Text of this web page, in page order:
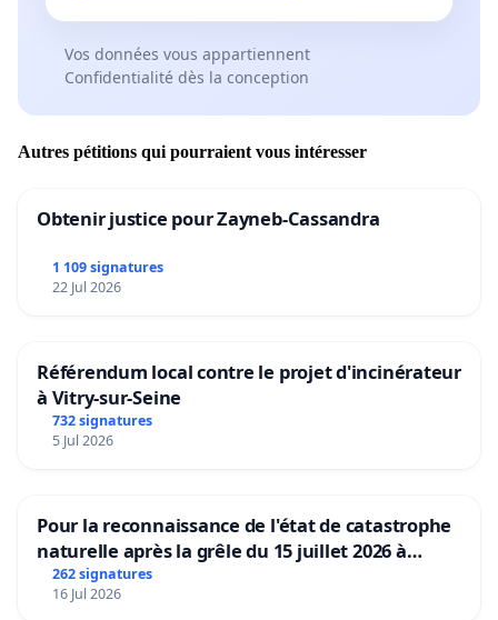
Vos données vous appartiennent
Confidentialité dès la conception
Autres pétitions qui pourraient vous intéresser
Obtenir justice pour Zayneb-Cassandra
1 109 signatures
22 Jul 2026
Référendum local contre le projet d'incinérateur
à Vitry-sur-Seine
732 signatures
5 Jul 2026
Pour la reconnaissance de l'état de catastrophe
naturelle après la grêle du 15 juillet 2026 à
Aubenas et ses alentours
262 signatures
16 Jul 2026